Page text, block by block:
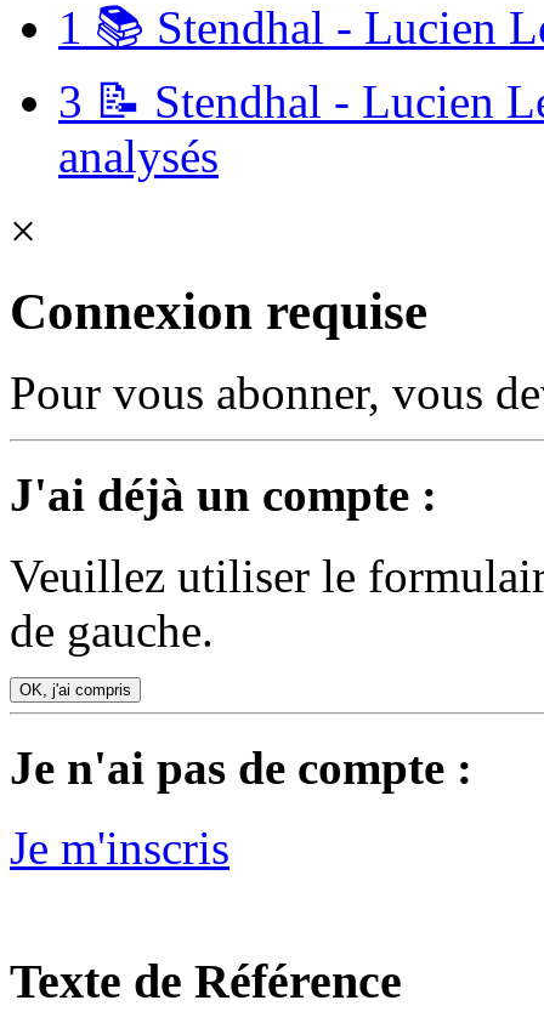
1 📚 Stendhal - Lucien
3 📝 Stendhal - Lucien
analysés
×
Connexion requise
Pour vous abonner, vous
J'ai déjà un compte :
Veuillez utiliser le
de gauche.
OK, j'ai compris
Je n'ai pas de compte :
Je m'inscris
Texte de Référence